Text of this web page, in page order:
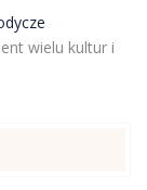
wielu kultur i